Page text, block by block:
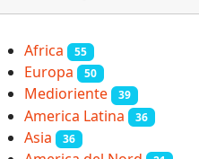
Africa 55
Europa 50
Medioriente 39
America Latina 36
Asia 36